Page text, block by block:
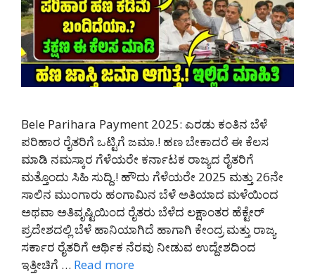
Bele Parihara Payment 2025: ಎರಡು ಕಂತಿನ ಬೆಳೆ
ಪರಿಹಾರ ರೈತರಿಗೆ ಒಟ್ಟಿಗೆ ಜಮಾ.! ಹಣ ಬೇಕಾದರೆ ಈ ಕೆಲಸ
ಮಾಡಿ ನಮಸ್ಕಾರ ಗೆಳೆಯರೇ ಕರ್ನಾಟಕ ರಾಜ್ಯದ ರೈತರಿಗೆ
ಮತ್ತೊಂದು ಸಿಹಿ ಸುದ್ದಿ.! ಹೌದು ಗೆಳೆಯರೇ 2025 ಮತ್ತು 26ನೇ
ಸಾಲಿನ ಮುಂಗಾರು ಹಂಗಾಮಿನ ಬೆಳೆ ಅತಿಯಾದ ಮಳೆಯಿಂದ
ಅಥವಾ ಅತಿವೃಷ್ಟಿಯಿಂದ ರೈತರು ಬೆಳೆದ ಲಕ್ಷಾಂತರ ಹೆಕ್ಟೇರ್
ಪ್ರದೇಶದಲ್ಲಿ ಬೆಳೆ ಹಾನಿಯಾಗಿದೆ ಹಾಗಾಗಿ ಕೇಂದ್ರ ಮತ್ತು ರಾಜ್ಯ
ಸರ್ಕಾರ ರೈತರಿಗೆ ಆರ್ಥಿಕ ನೆರವು ನೀಡುವ ಉದ್ದೇಶದಿಂದ
ಇತ್ತೀಚಿಗೆ … Read more